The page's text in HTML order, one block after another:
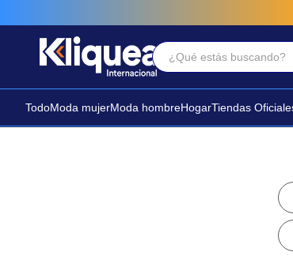
¿Qué estás buscando?
TodoModa mujerModa hombreHogarTiendas
Términos Más Buscados
2. sandalia